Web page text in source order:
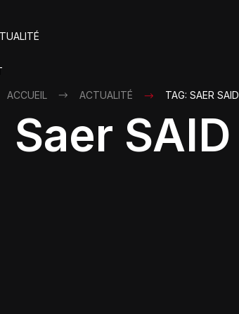
ACCUEIL ACTUALITÉ TAG: SAER SAID
Saer SAID